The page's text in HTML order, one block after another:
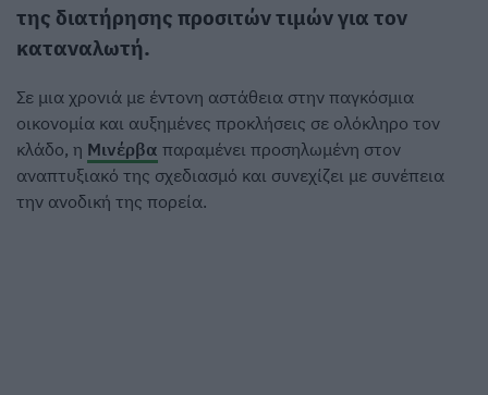
της διατήρησης προσιτών τιμών για τον
καταναλωτή.
Σε μια χρονιά με έντονη αστάθεια στην παγκόσμια
οικονομία και αυξημένες προκλήσεις σε ολόκληρο τον
κλάδο, η Μινέρβα παραμένει προσηλωμένη στον
αναπτυξιακό της σχεδιασμό και συνεχίζει με συνέπεια
την ανοδική της πορεία.